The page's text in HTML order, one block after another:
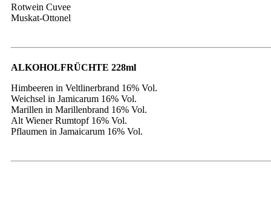
Rotwein Cuvee
Muskat-Ottonel
ALKOHOLFRÜCHTE 228ml
Himbeeren in Veltlinerbrand 16% Vol.
Weichsel in Jamicarum 16% Vol.
Marillen in Marillenbrand 16% Vol.
Alt Wiener Rumtopf 16% Vol.
Pflaumen in Jamaicarum 16% Vol.